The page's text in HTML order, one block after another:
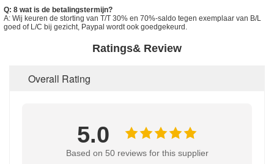
Q: 8 wat is de betalingstermijn?
A: Wij keuren de storting van T/T 30% en 70%-saldo tegen exemplaar van B/L
goed of L/C bij gezicht, Paypal wordt ook goedgekeurd.
Ratings& Review
Overall Rating
5.0
Based on 50 reviews for this supplier